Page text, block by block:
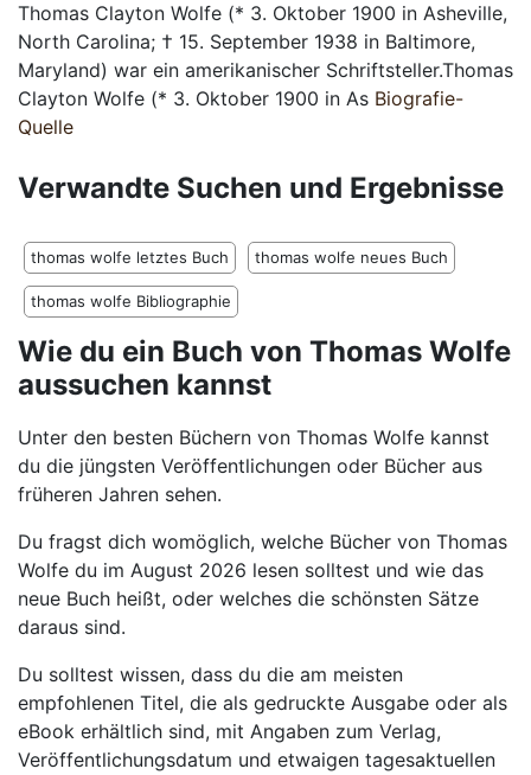
Thomas Clayton Wolfe (* 3. Oktober 1900 in Asheville,
North Carolina; † 15. September 1938 in Baltimore,
Maryland) war ein amerikanischer Schriftsteller.Thomas
Clayton Wolfe (* 3. Oktober 1900 in As Biografie-
Quelle
Verwandte Suchen und Ergebnisse
thomas wolfe letztes Buch thomas wolfe neues Buch
thomas wolfe Bibliographie
Wie du ein Buch von Thomas Wolfe
aussuchen kannst
Unter den besten Büchern von Thomas Wolfe kannst
du die jüngsten Veröffentlichungen oder Bücher aus
früheren Jahren sehen.
Du fragst dich womöglich, welche Bücher von Thomas
Wolfe du im August 2026 lesen solltest und wie das
neue Buch heißt, oder welches die schönsten Sätze
daraus sind.
Du solltest wissen, dass du die am meisten
empfohlenen Titel, die als gedruckte Ausgabe oder als
eBook erhältlich sind, mit Angaben zum Verlag,
Veröffentlichungsdatum und etwaigen tagesaktuellen